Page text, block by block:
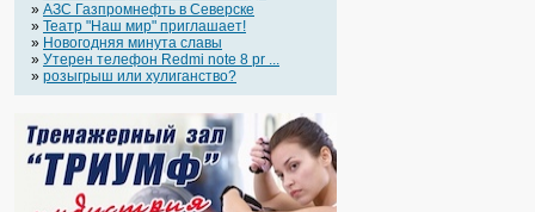
» АЗС Газпромнефть в Северске
» Театр "Наш мир" приглашает!
» Новогодняя минута славы
» Утерен телефон Redmi note 8 pr ...
» розыгрыш или хулиганство?